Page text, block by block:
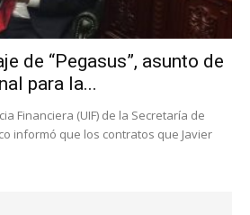
de “Pegasus”, asunto de
para la...
Financiera (UIF) de la Secretaría de
informó que los contratos que Javier